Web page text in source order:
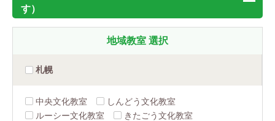
す）
地域教室 選択
札幌
中央文化教室
しんどう文化教室
ルーシー文化教室
きたごう文化教室